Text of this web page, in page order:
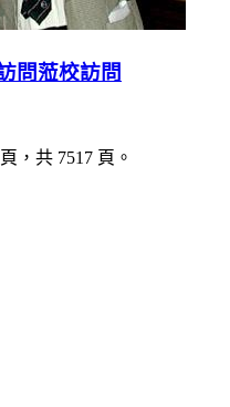
問蒞校訪問
，共 7517 頁。